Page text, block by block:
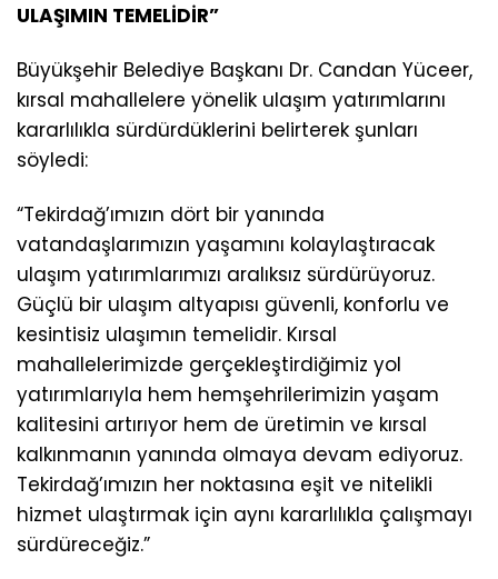
ULAŞIMIN TEMELİDİR”
Büyükşehir Belediye Başkanı Dr. Candan Yüceer,
kırsal mahallelere yönelik ulaşım yatırımlarını
kararlılıkla sürdürdüklerini belirterek şunları
söyledi:
“Tekirdağ’ımızın dört bir yanında
vatandaşlarımızın yaşamını kolaylaştıracak
ulaşım yatırımlarımızı aralıksız sürdürüyoruz.
Güçlü bir ulaşım altyapısı güvenli, konforlu ve
kesintisiz ulaşımın temelidir. Kırsal
mahallelerimizde gerçekleştirdiğimiz yol
yatırımlarıyla hem hemşehrilerimizin yaşam
kalitesini artırıyor hem de üretimin ve kırsal
kalkınmanın yanında olmaya devam ediyoruz.
Tekirdağ’ımızın her noktasına eşit ve nitelikli
hizmet ulaştırmak için aynı kararlılıkla çalışmayı
sürdüreceğiz.”